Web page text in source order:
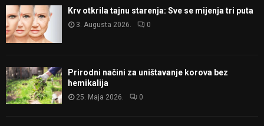
Krv otkrila tajnu starenja: Sve se mijenja tri puta
3. Augusta 2026. 0
Prirodni načini za uništavanje korova bez
hemikalija
25. Maja 2026. 0